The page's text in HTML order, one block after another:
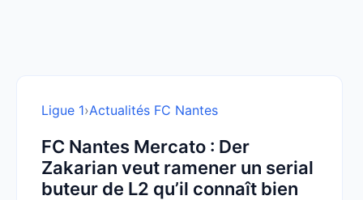
Ligue 1›Actualités FC Nantes
FC Nantes Mercato : Der
Zakarian veut ramener un serial
buteur de L2 qu’il connaît bien